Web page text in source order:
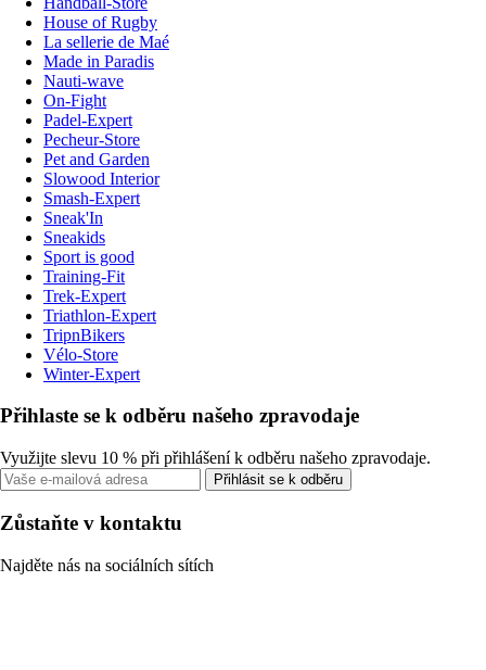
House of Rugby
La sellerie de Maé
Made in Paradis
Nauti-wave
On-Fight
Padel-Expert
Pecheur-Store
Pet and Garden
Slowood Interior
Smash-Expert
Sneak'In
Sneakids
Sport is good
Training-Fit
Trek-Expert
Triathlon-Expert
TripnBikers
Vélo-Store
Winter-Expert
Přihlaste se k odběru našeho zpravodaje
Využijte slevu 10 % při přihlášení k odběru našeho zpravodaje.
Přihlásit se k odběru
Zůstaňte v kontaktu
Najděte nás na sociálních sítích